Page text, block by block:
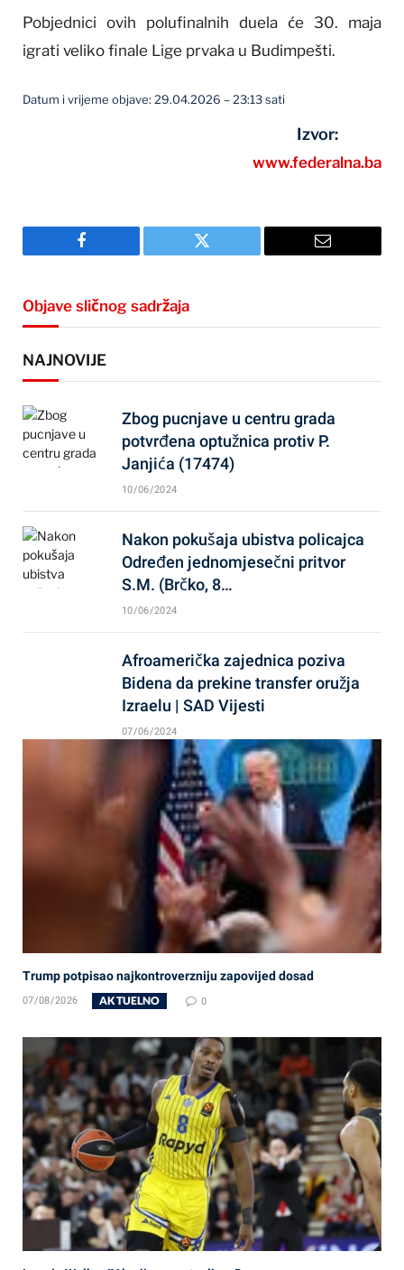
Pobjednici ovih polufinalnih duela će 30. maja
igrati veliko finale Lige prvaka u Budimpešti.
Datum i vrijeme objave: 29.04.2026 – 23:13 sati
Izvor:
www.federalna.ba
Facebook Twitter Email
Objave sličnog sadržaja
NAJNOVIJE
Zbog pucnjave u centru grada
potvrđena optužnica protiv P.
Janjića (17474)
10/06/2024
Nakon pokušaja ubistva policajca
Određen jednomjesečni pritvor
S.M. (Brčko, 8…
10/06/2024
Afroamerička zajednica poziva
Bidena da prekine transfer oružja
Izraelu | SAD Vijesti
07/06/2024
Trump potpisao najkontroverzniju zapovijed dosad
07/08/2026 AKTUELNO 0